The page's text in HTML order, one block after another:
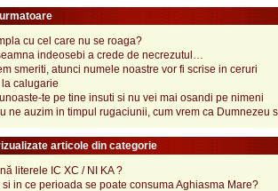
cu cel care nu se roaga?
indeosebi a crede de necrezutul…
smeriti, atunci numele noastre vor fi scrise in ceruri
calugarie
te pe tine insuti si nu vei mai osandi pe nimeni
ne auzim in timpul rugaciunii, cum vrem ca Dumnezeu
articole din categorie
literele IC XC / NI KA ?
si in ce perioada se poate consuma Aghiasma Mare?